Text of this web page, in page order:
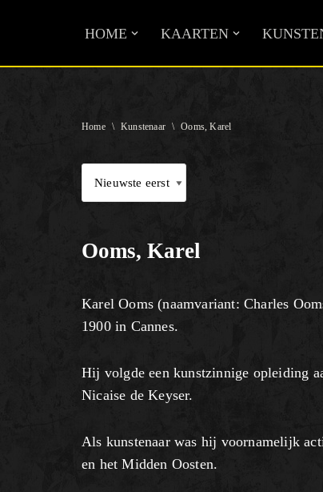
naar
HOME KAARTEN
Home \ Kunstenaar \ Ooms, Karel
Ooms, Karel
Karel Ooms (naamvariant: Charles
1900 in Cannes.
Hij volgde een kunstzinnige opleiding
Nicaise de Keyser.
Als kunstenaar was hij voornamelijk
en het Midden Oosten.